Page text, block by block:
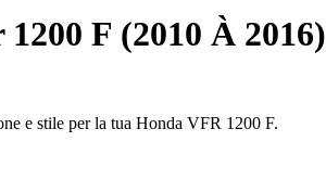
F (2010 À 2016)
e stile per la tua Honda VFR 1200 F.